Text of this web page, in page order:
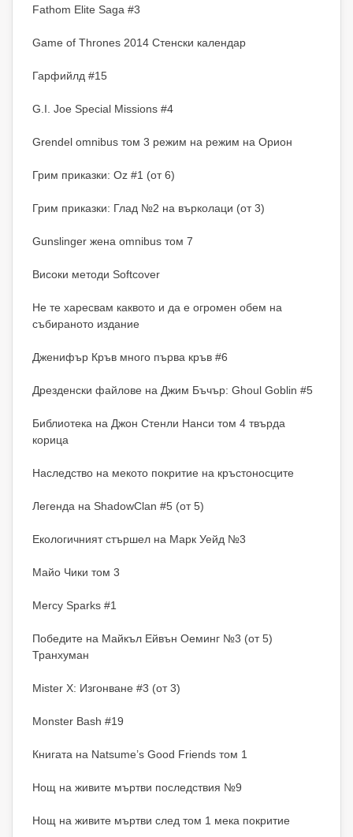
Fathom Elite Saga #3
Game of Thrones 2014 Стенски календар
Гарфийлд #15
G.I. Joe Special Missions #4
Grendel omnibus том 3 режим на режим на Орион
Грим приказки: Oz #1 (от 6)
Грим приказки: Глад №2 на върколаци (от 3)
Gunslinger жена omnibus том 7
Високи методи Softcover
Не те харесвам каквото и да е огромен обем на
събираното издание
Дженифър Кръв много първа кръв #6
Дрезденски файлове на Джим Бъчър: Ghoul Goblin #5
Библиотека на Джон Стенли Нанси том 4 твърда
корица
Наследство на мекото покритие на кръстоносците
Легенда на ShadowClan #5 (от 5)
Екологичният стършел на Марк Уейд №3
Майо Чики том 3
Mercy Sparks #1
Победите на Майкъл Ейвън Оеминг №3 (от 5)
Транхуман
Mister X: Изгонване #3 (от 3)
Monster Bash #19
Книгата на Natsume’s Good Friends том 1
Нощ на живите мъртви последствия №9
Нощ на живите мъртви след том 1 мека покритие